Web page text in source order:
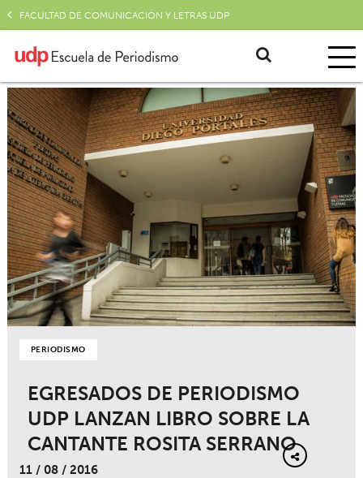
FACULTAD DE COMUNICACIÓN Y LETRAS UDP
PERIODISMO
EGRESADOS DE PERIODISMO
UDP LANZAN LIBRO SOBRE LA
CANTANTE ROSITA SERRANO
11 / 08 / 2016